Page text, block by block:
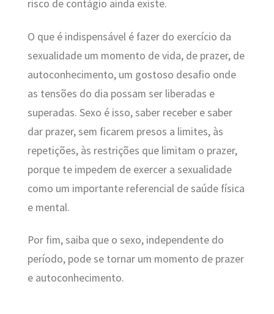
risco de contágio ainda existe.
O que é indispensável é fazer do exercício da
sexualidade um momento de vida, de prazer, de
autoconhecimento, um gostoso desafio onde
as tensões do dia possam ser liberadas e
superadas. Sexo é isso, saber receber e saber
dar prazer, sem ficarem presos a limites, às
repetições, às restrições que limitam o prazer,
porque te impedem de exercer a sexualidade
como um importante referencial de saúde física
e mental.
Por fim, saiba que o sexo, independente do
período, pode se tornar um momento de prazer
e autoconhecimento.